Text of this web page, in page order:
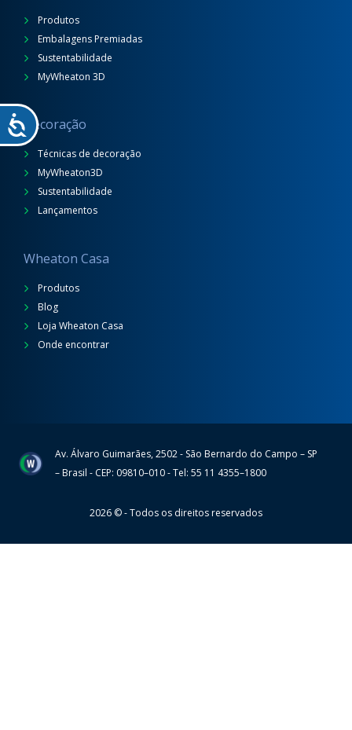
Produtos
Embalagens Premiadas
Sustentabilidade
MyWheaton 3D
Decoração
Técnicas de decoração
MyWheaton3D
Sustentabilidade
Lançamentos
Wheaton Casa
Produtos
Blog
Loja Wheaton Casa
Onde encontrar
WheatonAv. Álvaro Guimarães, 2502 - São Bernardo do Campo – SP
– Brasil - CEP: 09810–010 - Tel: 55 11 4355–1800
2026 © - Todos os direitos reservados